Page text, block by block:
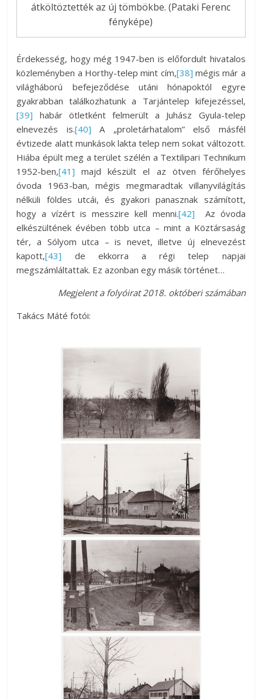
átköltöztették az új tömbökbe. (Pataki Ferenc
fényképe)
Érdekesség, hogy még 1947-ben is előfordult hivatalos
közleményben a Horthy-telep mint cím,[38] mégis már a
világháború befejeződése utáni hónapoktól egyre
gyakrabban találkozhatunk a Tarjántelep kifejezéssel,
[39] habár ötletként felmerült a Juhász Gyula-telep
elnevezés is.[40] A „proletárhatalom” első másfél
évtizede alatt munkások lakta telep nem sokat változott.
Hiába épült meg a terület szélén a Textilipari Technikum
1952-ben,[41] majd készült el az ötven férőhelyes
óvoda 1963-ban, mégis megmaradtak villanyvilágítás
nélküli földes utcái, és gyakori panasznak számított,
hogy a vízért is messzire kell menni.[42] Az óvoda
elkészültének évében több utca – mint a Köztársaság
tér, a Sólyom utca – is nevet, illetve új elnevezést
kapott,[43] de ekkorra a régi telep napjai
megszámláltattak. Ez azonban egy másik történet…
Megjelent a folyóirat 2018. októberi számában
Takács Máté fotói: